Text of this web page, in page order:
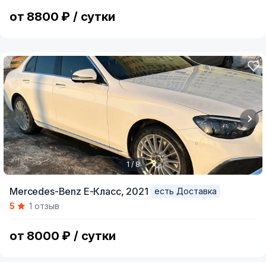
от 8800 ₽ / сутки
of
1 / 8
Mercedes-Benz E-Класс, 2021
есть Доставка
5
1 отзыв
от 8000 ₽ / сутки